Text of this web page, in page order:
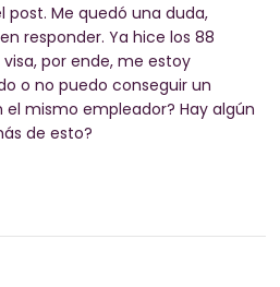
post. Me quedó una duda,
responder. Ya hice los 88
por ende, me estoy
o no puedo conseguir un
el mismo empleador? Hay algún
de esto?